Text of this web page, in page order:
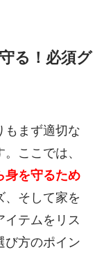
る！必須グ
もまず適切な
ここでは、
身を守るため
、そして家を
イテムをリス
び方のポイン